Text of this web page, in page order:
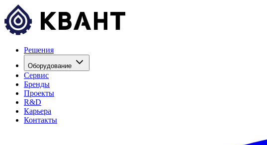
Решения
Оборудование
Сервис
Бренды
Проекты
R&D
Карьера
Контакты